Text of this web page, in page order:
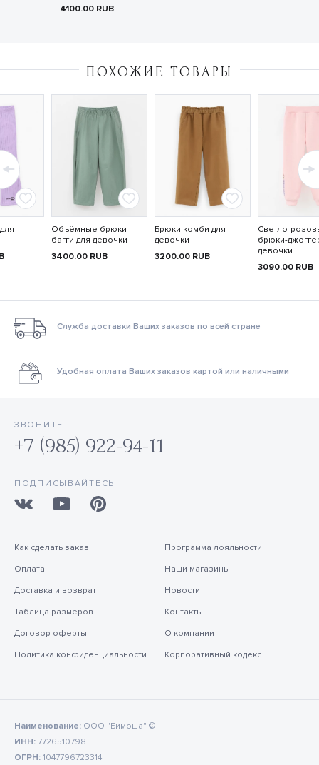
4100.00 RUB
ПОХОЖИЕ ТОВАРЫ
Объёмные брюки-
багги для девочки
3400.00 RUB
Брюки комби для
девочки
3200.00 RUB
Светло-
брюки-
девочки
3090.00 RUB
Служба доставки Ваших заказов по всей стране
Удобная оплата Ваших заказов картой или наличными
ЗВОНИТЕ
+7 (985) 922-94-11
ПОДПИСЫВАЙТЕСЬ
Как сделать заказ
Оплата
Доставка и возврат
Таблица размеров
Договор оферты
Политика конфиденциальности
Программа лояльности
Наши магазины
Новости
Контакты
О компании
Корпоративный кодекс
Наименование: ООО "Бимоша" ©
ИНН: 7726510798
ОГРН: 1047796723314